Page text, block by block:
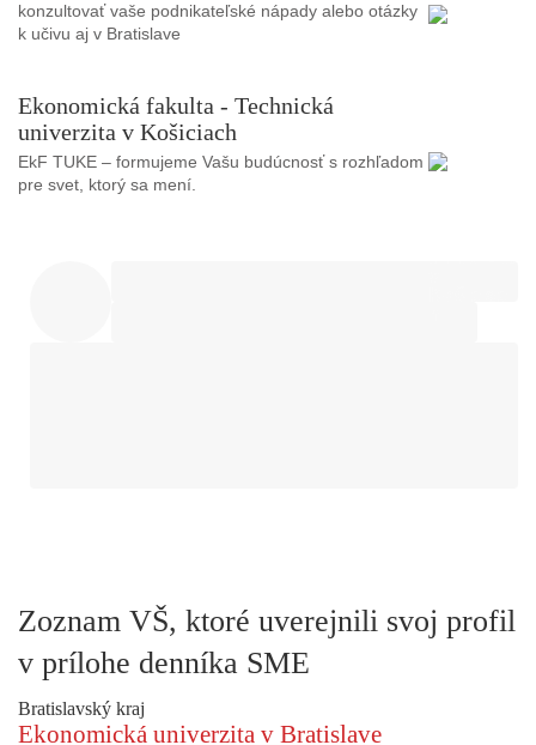
konzultovať vaše podnikateľské nápady alebo otázky
k učivu aj v Bratislave
Ekonomická fakulta - Technická
univerzita v Košiciach
EkF TUKE – formujeme Vašu budúcnosť s rozhľadom
pre svet, ktorý sa mení.
Zoznam VŠ, ktoré uverejnili svoj profil
v prílohe denníka SME
Bratislavský kraj
Ekonomická univerzita v Bratislave